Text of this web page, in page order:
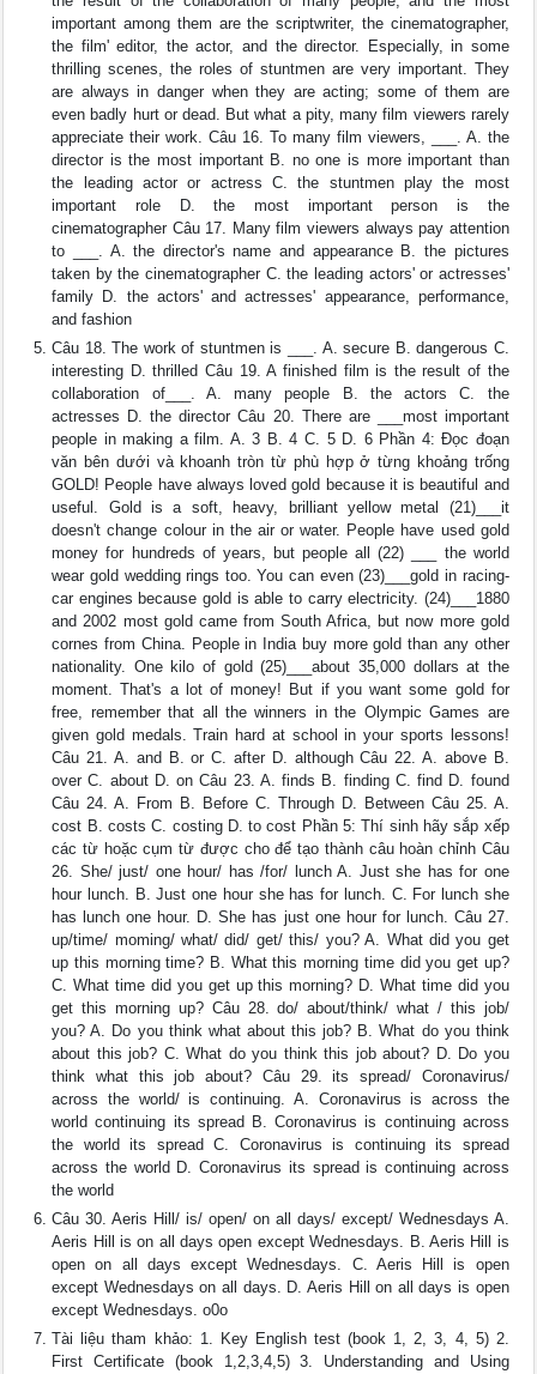
important among them are the scriptwriter, the cinematographer,
the film' editor, the actor, and the director. Especially, in some
thrilling scenes, the roles of stuntmen are very important. They
are always in danger when they are acting; some of them are
even badly hurt or dead. But what a pity, many film viewers rarely
appreciate their work. Câu 16. To many film viewers, ___. A. the
director is the most important B. no one is more important than
the leading actor or actress C. the stuntmen play the most
important role D. the most important person is the
cinematographer Câu 17. Many film viewers always pay attention
to ___. A. the director's name and appearance B. the pictures
taken by the cinematographer C. the leading actors' or actresses'
family D. the actors' and actresses' appearance, performance,
and fashion
Câu 18. The work of stuntmen is ___. A. secure B. dangerous C.
interesting D. thrilled Câu 19. A finished film is the result of the
collaboration of___. A. many people B. the actors C. the
actresses D. the director Câu 20. There are ___most important
people in making a film. A. 3 B. 4 C. 5 D. 6 Phần 4: Đọc đoạn
văn bên dưới và khoanh tròn từ phù hợp ở từng khoảng trống
GOLD! People have always loved gold because it is beautiful and
useful. Gold is a soft, heavy, brilliant yellow metal (21)___it
doesn't change colour in the air or water. People have used gold
money for hundreds of years, but people all (22) ___ the world
wear gold wedding rings too. You can even (23)___gold in racing-
car engines because gold is able to carry electricity. (24)___1880
and 2002 most gold came from South Africa, but now more gold
cornes from China. People in India buy more gold than any other
nationality. One kilo of gold (25)___about 35,000 dollars at the
moment. That's a lot of money! But if you want some gold for
free, remember that all the winners in the Olympic Games are
given gold medals. Train hard at school in your sports lessons!
Câu 21. A. and B. or C. after D. although Câu 22. A. above B.
over C. about D. on Câu 23. A. finds B. finding C. find D. found
Câu 24. A. From B. Before C. Through D. Between Câu 25. A.
cost B. costs C. costing D. to cost Phần 5: Thí sinh hãy sắp xếp
các từ hoặc cụm từ được cho để tạo thành câu hoàn chỉnh Câu
26. She/ just/ one hour/ has /for/ lunch A. Just she has for one
hour lunch. B. Just one hour she has for lunch. C. For lunch she
has lunch one hour. D. She has just one hour for lunch. Câu 27.
up/time/ moming/ what/ did/ get/ this/ you? A. What did you get
up this morning time? B. What this morning time did you get up?
C. What time did you get up this morning? D. What time did you
get this morning up? Câu 28. do/ about/think/ what / this job/
you? A. Do you think what about this job? B. What do you think
about this job? C. What do you think this job about? D. Do you
think what this job about? Câu 29. its spread/ Coronavirus/
across the world/ is continuing. A. Coronavirus is across the
world continuing its spread B. Coronavirus is continuing across
the world its spread C. Coronavirus is continuing its spread
across the world D. Coronavirus its spread is continuing across
the world
Câu 30. Aeris Hill/ is/ open/ on all days/ except/ Wednesdays A.
Aeris Hill is on all days open except Wednesdays. B. Aeris Hill is
open on all days except Wednesdays. C. Aeris Hill is open
except Wednesdays on all days. D. Aeris Hill on all days is open
except Wednesdays. o0o
Tài liệu tham khảo: 1. Key English test (book 1, 2, 3, 4, 5) 2.
First Certificate (book 1,2,3,4,5) 3. Understanding and Using